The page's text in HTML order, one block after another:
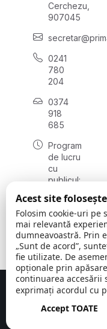
Cerchezu,
907045
0241
780
204
0374
918
685
Program
de lucru
cu
publicul:
08:00 -
16:30
, vineri:
08:00 -
14:00
Comuna Cerchezu ©
Concept realizat de
Acest site
Folosim cookie-uri pe
mai relevantă
dumneavoastră. Prin
„Sunt de acord”,
fie utilizate. De
opționale prin
continuarea accesării
exprimați acordul cu
Accept TOATE